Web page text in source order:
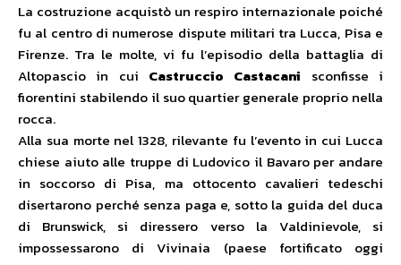
La costruzione acquistò un respiro internazionale poiché
fu al centro di numerose dispute militari tra Lucca, Pisa e
Firenze. Tra le molte, vi fu l’episodio della battaglia di
Altopascio in cui Castruccio Castacani sconfisse i
fiorentini stabilendo il suo quartier generale proprio nella
rocca.
Alla sua morte nel 1328, rilevante fu l’evento in cui Lucca
chiese aiuto alle truppe di Ludovico il Bavaro per andare
in soccorso di Pisa, ma ottocento cavalieri tedeschi
disertarono perché senza paga e, sotto la guida del duca
di Brunswick, si diressero verso la Valdinievole, si
impossessarono di Vivinaia (paese fortificato oggi